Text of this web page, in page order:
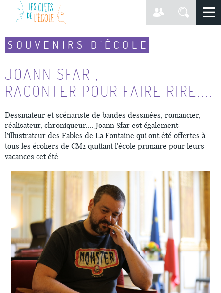
SOUVENIRS D'ÉCOLE
JOANN SFAR ,
RACONTER POUR FAIRE RIRE....
Dessinateur et scénariste de bandes dessinées, romancier,
réalisateur, chroniqueur.... Joann Sfar est également
l'illustrateur des Fables de La Fontaine qui ont été offertes à
tous les écoliers de CM2 quittant l'école primaire pour leurs
vacances cet été.